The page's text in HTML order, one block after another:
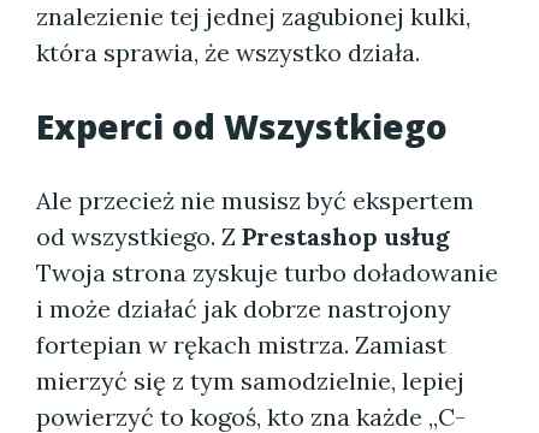
znalezienie tej jednej zagubionej kulki,
która sprawia, że wszystko działa.
Experci od Wszystkiego
Ale przecież nie musisz być ekspertem
od wszystkiego. Z Prestashop usług
Twoja strona zyskuje turbo doładowanie
i może działać jak dobrze nastrojony
fortepian w rękach mistrza. Zamiast
mierzyć się z tym samodzielnie, lepiej
powierzyć to kogoś, kto zna każde „C-